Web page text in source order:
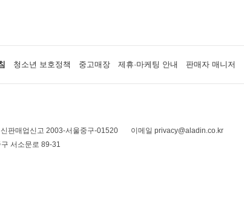
청소년 보호정책 중고매장 제휴·마케팅 안내 판매자 매니저
판매업신고 2003-서울중구-01520
이메일 privacy@aladin.co.kr
서소문로 89-31